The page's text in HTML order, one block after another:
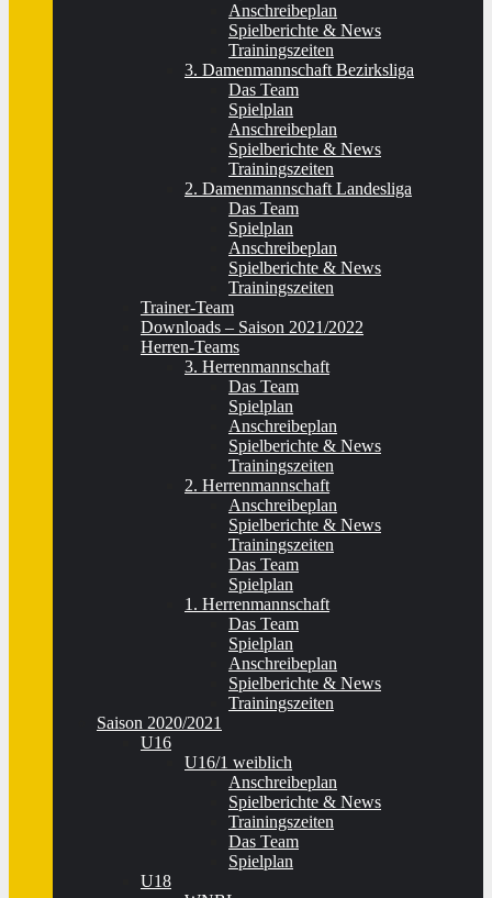
Anschreibeplan
Spielberichte & News
Trainingszeiten
3. Damenmannschaft Bezirksliga
Das Team
Spielplan
Anschreibeplan
Spielberichte & News
Trainingszeiten
2. Damenmannschaft Landesliga
Das Team
Spielplan
Anschreibeplan
Spielberichte & News
Trainingszeiten
Trainer-Team
Downloads – Saison 2021/2022
Herren-Teams
3. Herrenmannschaft
Das Team
Spielplan
Anschreibeplan
Spielberichte & News
Trainingszeiten
2. Herrenmannschaft
Anschreibeplan
Spielberichte & News
Trainingszeiten
Das Team
Spielplan
1. Herrenmannschaft
Das Team
Spielplan
Anschreibeplan
Spielberichte & News
Trainingszeiten
Saison 2020/2021
U16
U16/1 weiblich
Anschreibeplan
Spielberichte & News
Trainingszeiten
Das Team
Spielplan
U18